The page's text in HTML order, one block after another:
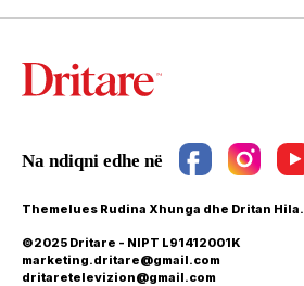
Themelues Rudina Xhunga dhe Dritan Hila.
©2025 Dritare - NIPT L91412001K
marketing.dritare@gmail.com
dritaretelevizion@gmail.com